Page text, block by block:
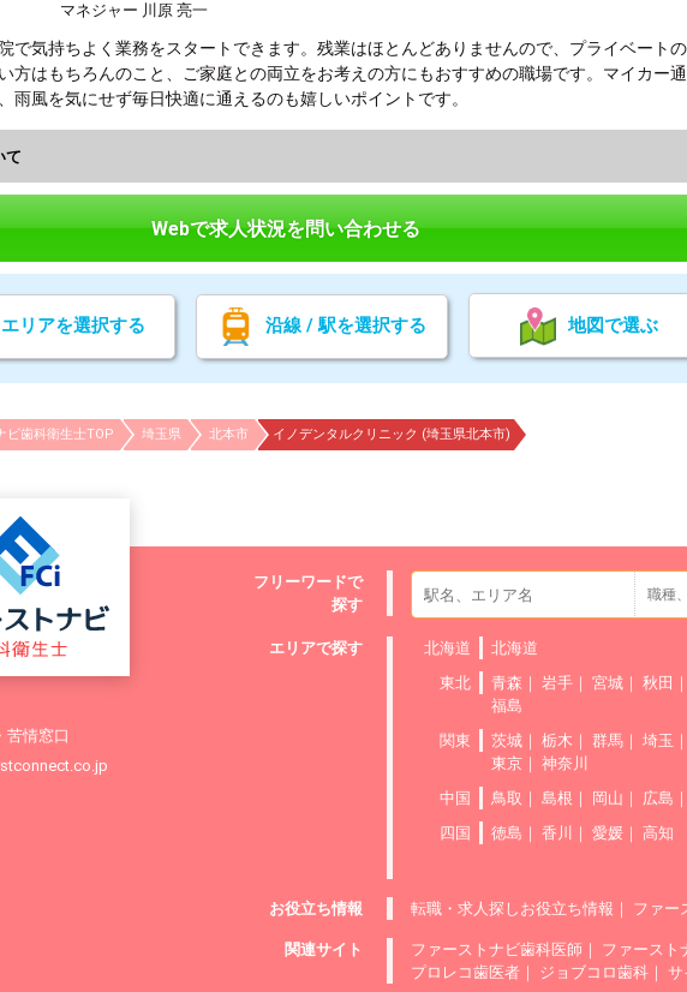
マネジャー 川原 亮一
で気持ちよく業務をスタートできます。残業はほとんどありませんので、プライベート
方はもちろんのこと、ご家庭との両立をお考えの方にもおすすめの職場です。マイカー
雨風を気にせず毎日快適に通えるのも嬉しいポイントです。
て
Webで求人状況を問い合わせる
エリアを選択する 沿線 / 駅を選択する 地図で選ぶ
ビ歯科衛生士TOP 埼玉県 北本市 イノデンタルクリニック (埼玉県北本市)
苦情窓口
フリーワードで
探す
エリアで探す 北海道
北海道
東北
青森 岩手 宮城 秋田
福島
関東
茨城 栃木 群馬 埼玉
東京
神奈川
中国
鳥取 島根 岡山 広島
四国
徳島 香川 愛媛 高知
お役立ち情報 転職・求人探しお役立ち情報 ファー
関連サイト ファーストナビ歯科医師 ファースト
プロレコ歯医者
ジョブコロ歯科 サ